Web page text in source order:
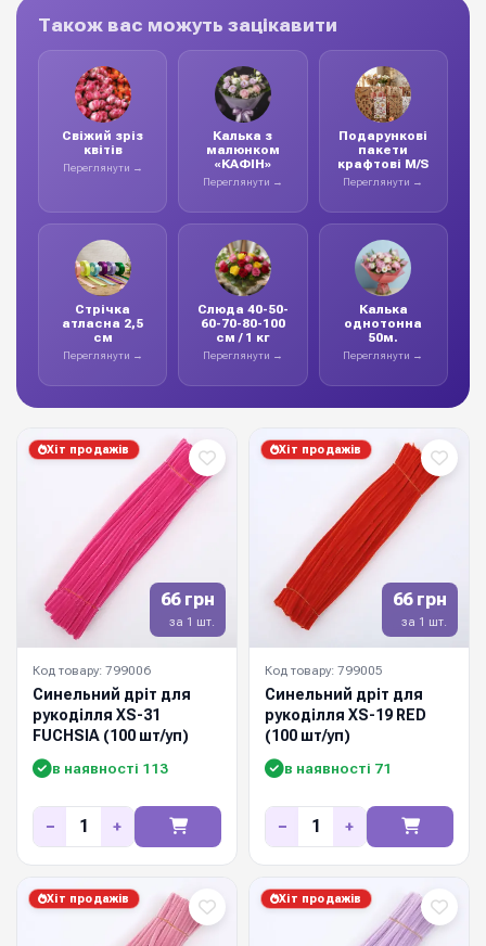
Також вас можуть зацікавити
Свіжий зріз
квітів
Переглянути →
Калька з
малюнком
«КАФІН»
Переглянути →
Подарункові
пакети
крафтові M/S
Переглянути →
Стрічка
атласна 2,5
см
Переглянути →
Слюда 40-50-
60-70-80-100
см / 1 кг
Переглянути →
Калька
однотонна
50м.
Переглянути →
66 грн
за 1 шт.
Хіт продажів
Код товару: 799006
Синельний дріт для
рукоділля XS-31
FUCHSIA (100 шт/уп)
в наявності 113
− +
66 грн
за 1 шт.
Хіт продажів
Код товару: 799005
Синельний дріт для
рукоділля XS-19 RED
(100 шт/уп)
в наявності 71
− +
Хіт продажів Хіт продажів